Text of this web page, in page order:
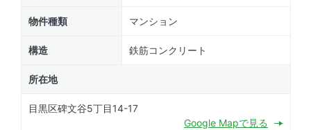
物件種類 マンション
構造 鉄筋コンクリート
所在地
目黒区碑文谷5丁目14-17
Google Mapで見る